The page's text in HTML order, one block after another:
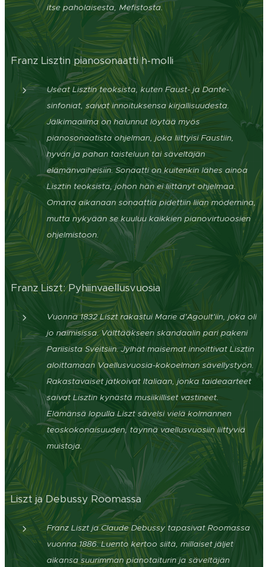
itse paholaisesta, Mefistosta.
Franz Lisztin pianosonaatti h-molli
Useat Lisztin teoksista, kuten Faust- ja Dante-
sinfoniat, saivat innoituksensa kirjallisuudesta.
Jälkimaailma on halunnut löytää myös
pianosonaatista ohjelman, joka liittyisi Faustiin,
hyvän ja pahan taisteluun tai säveltäjän
elämänvaiheisiin. Sonaatti on kuitenkin lähes ainoa
Lisztin teoksista, johon hän ei liittänyt ohjelmaa.
Omana aikanaan sonaattia pidettiin liian modernina,
mutta nykyään se kuuluu kaikkien pianovirtuoosien
ohjelmistoon.
Franz Liszt: Pyhiinvaellusvuosia
Vuonna 1832 Liszt rakastui Marie d'Agoult'iin, joka oli
jo naimisissa. Välttääkseen skandaalin pari pakeni
Pariisista Sveitsiin. Jylhät maisemat innoittivat Lisztin
aloittamaan Vaellusvuosia-kokoelman sävellystyön.
Rakastavaiset jatkoivat Italiaan, jonka taideaarteet
saivat Lisztin kynästä musiikilliset vastineet.
Elämänsä lopulla Liszt sävelsi vielä kolmannen
teoskokonaisuuden, täynnä vaellusvuosiin liittyviä
muistoja.
Liszt ja Debussy Roomassa
Franz Liszt ja Claude Debussy tapasivat Roomassa
vuonna 1886. Luento kertoo siitä, millaiset jäljet
aikansa suurimman pianotaiturin ja säveltäjän